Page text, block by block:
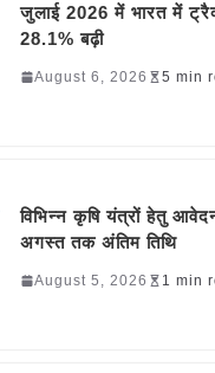
जुलाई 2026 में भारत में
28.1% बढ़ी
August 6, 2026 5 min
विभिन्न कृषि यंत्रों हेतु
अगस्त तक अंतिम तिथि
August 5, 2026 1 min